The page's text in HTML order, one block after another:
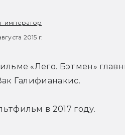
император
2015 г.
«Лего. Бэтмен»
Галифианакис.
в 2017 году.